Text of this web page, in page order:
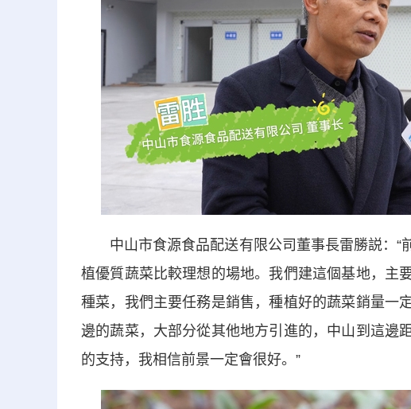
中山市食源食品配送有限公司董事長雷勝説：“
植優質蔬菜比較理想的場地。我們建這個基地，主
種菜，我們主要任務是銷售，種植好的蔬菜銷量一
邊的蔬菜，大部分從其他地方引進的，中山到這邊
的支持，我相信前景一定會很好。”